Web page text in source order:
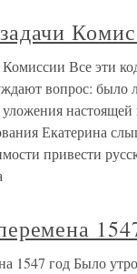
Комиссии Все эти
вопрос: было
уложения
Екатерина
привести
1547 год Было